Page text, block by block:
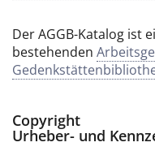
Der AGGB-Katalog ist
bestehenden
Copyright
Urheber- und